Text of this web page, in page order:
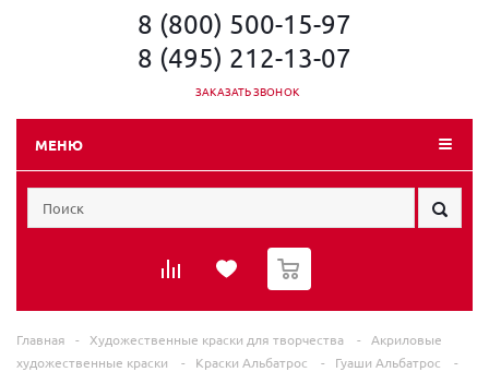
8 (800) 500-15-97
8 (495) 212-13-07
ЗАКАЗАТЬ ЗВОНОК
МЕНЮ
0
Главная - Художественные краски для творчества -
Акриловые
художественные краски
- Краски Альбатрос - Гуаши Альбатрос
-